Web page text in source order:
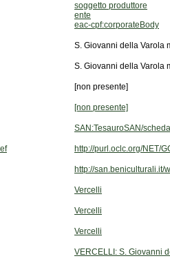
soggetto produttore
ente
eac-cpf:corporateBody
S. Giovanni della Varola
S. Giovanni della Varola
[non presente]
[non presente]
SAN:TesauroSAN/
http://purl.oclc.org/NET/
http://san.beniculturali.it/
Vercelli
Vercelli
Vercelli
VERCELLI: S. Giovanni